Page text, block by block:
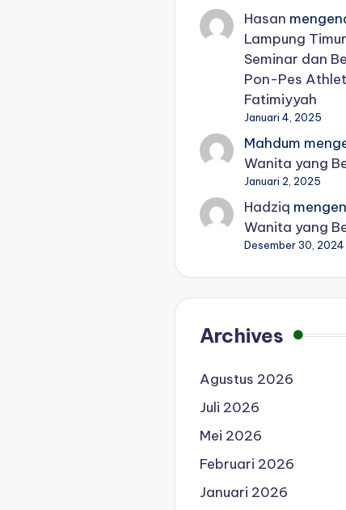
Hasan
Lampung
Seminar dan
Pon-Pes
Fatimiyyah
Januari 4, 2025
Mahdum
Wanita yang
Januari 2, 2025
Hadziq
Wanita yang
Desember 30, 2024
Archives
Agustus 2026
Juli 2026
Mei 2026
Februari 2026
Januari 2026